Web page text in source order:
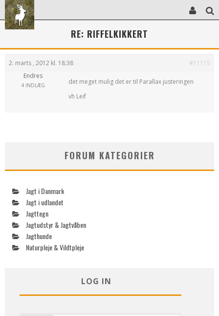
RE: RIFFELKIKKERT
2. marts , 2012 kl. 18:38
#11115
Endres
4 INDLÆG
det meget mulig det er til Parallax justeringen
vh Leif
FORUM KATEGORIER
Jagt i Danmark
Jagt i udlandet
Jagttegn
Jagtudstyr & Jagtvåben
Jagthunde
Naturpleje & Vildtpleje
LOG IN